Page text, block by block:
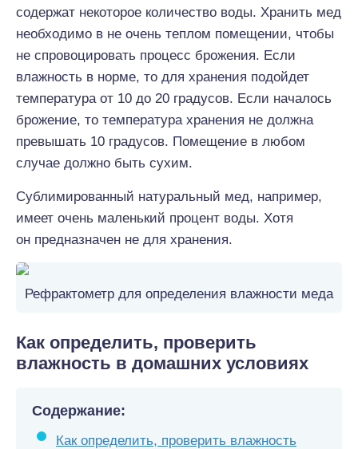
содержат некоторое количество воды. Хранить мед
необходимо в не очень теплом помещении, чтобы
не спровоцировать процесс брожения. Если
влажность в норме, то для хранения подойдет
температура от 10 до 20 градусов. Если началось
брожение, то температура хранения не должна
превышать 10 градусов. Помещение в любом
случае должно быть сухим.
Сублимированный натуральный мед, например,
имеет очень маленький процент воды. Хотя
он предназначен не для хранения.
Рефрактометр для определения влажности меда
Как определить, проверить
влажность в домашних условиях
Содержание:
Как определить, проверить влажность